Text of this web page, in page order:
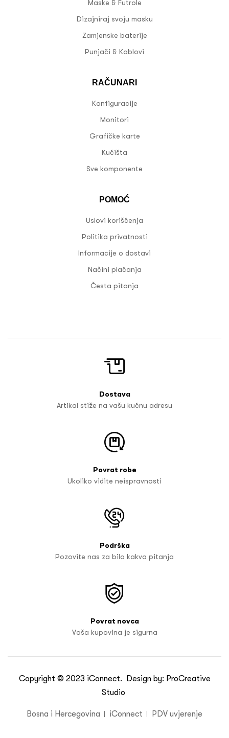
Maske & Futrole
Dizajniraj svoju masku
Zamjenske baterije
Punjači & Kablovi
RAČUNARI
Konfiguracije
Monitori
Grafičke karte
Kućišta
Sve komponente
POMOĆ
Uslovi korišćenja
Politika privatnosti
Informacije o dostavi
Načini plaćanja
Česta pitanja
Dostava
Artikal stiže na vašu kućnu adresu
Povrat robe
Ukoliko vidite neispravnosti
Podrška
Pozovite nas za bilo kakva pitanja
Povrat novca
Vaša kupovina je sigurna
Copyright © 2023 iConnect. Design by: ProCreative
Studio
Bosna i Hercegovina iConnect PDV uvjerenje